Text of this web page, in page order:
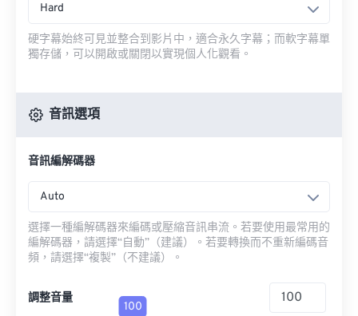
Hard
硬字幕始終可見並整合到影片中，適合永久字幕；而軟字幕單
獨存儲，可以開啟或關閉以實現個人化觀看。
音訊選項
音訊編解碼器
Auto
選擇一種編解碼器來編碼或壓縮音訊串流。若要使用最常用的
編解碼器，請選擇“自動”（建議）。若要轉換而不重新編碼音
頻，請選擇“複製”（不建議）。
調整音量
100